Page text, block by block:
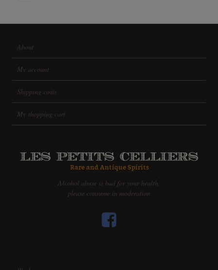
About
My account
Shipping costs
My shopping cart
Alcohol abuse is bad for your health,
please consume in moderation